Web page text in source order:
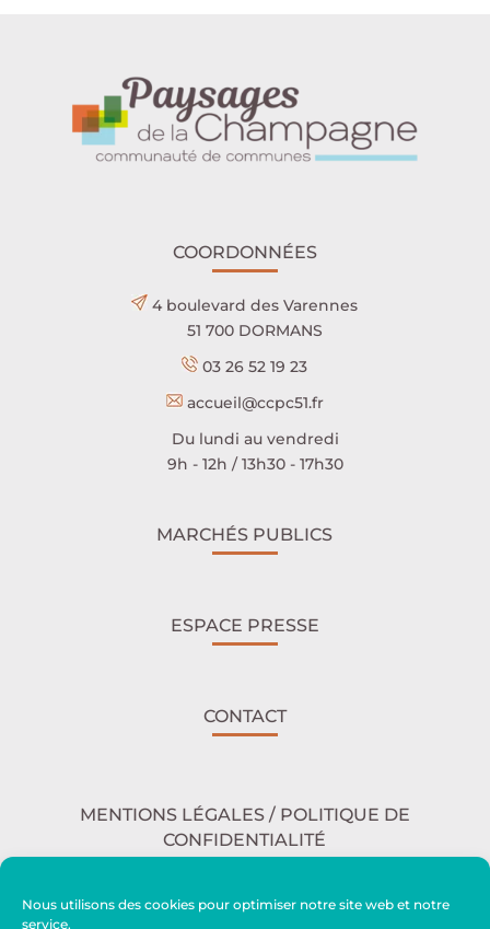
Nous utilisons des cookies pour optimiser notre site web et notre
service.
COORDONNÉES
4 boulevard des Varennes
51 700 DORMANS
03 26 52 19 23
accueil@ccpc51.fr
Du lundi au vendredi
9h - 12h / 13h30 - 17h30
MARCHÉS PUBLICS
ESPACE PRESSE
CONTACT
MENTIONS LÉGALES / POLITIQUE DE
CONFIDENTIALITÉ